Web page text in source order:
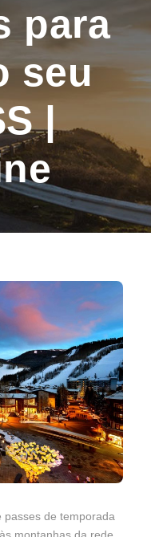
para
seu
|
passes de temporada
montanhas da rede